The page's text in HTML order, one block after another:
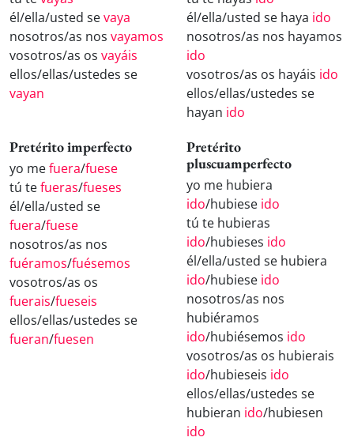
él/ella/usted sevaya
nosotros/as nos vayamos
vosotros/as os vayáis
ellos/ellas/ustedes se
vayan
él/ella/usted se haya ido
nosotros/as nos hayamos
ido
vosotros/as os hayáis ido
ellos/ellas/ustedes se
hayan ido
Pretérito imperfecto
yo mefuera/fuese
tú tefueras/fueses
él/ella/usted se
fuera/fuese
nosotros/as nos
fuéramos/fuésemos
vosotros/as os
fuerais/fueseis
ellos/ellas/ustedes se
fueran/fuesen
Pretérito
pluscuamperfecto
yo me hubiera
ido/hubiese ido
tú te hubieras
ido/hubieses ido
él/ella/usted se hubiera
ido/hubiese ido
nosotros/as nos
hubiéramos
ido/hubiésemos ido
vosotros/as os hubierais
ido/hubieseis ido
ellos/ellas/ustedes se
hubieran ido/hubiesen
ido